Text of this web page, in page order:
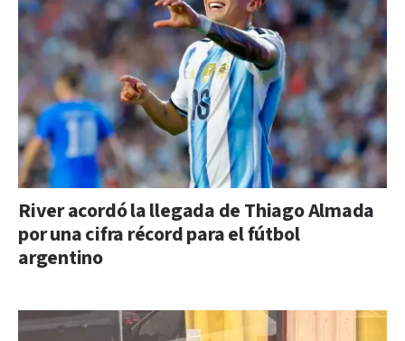
River acordó la llegada de Thiago Almada
por una cifra récord para el fútbol
argentino